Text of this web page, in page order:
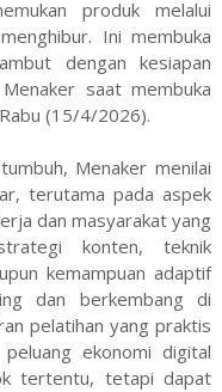
produk melalui
Ini membuka
dengan kesiapan
saat membuka
(15/4/2026).
Menaker menilai
terutama pada aspek
dan masyarakat yang
konten, teknik
kemampuan adaptif
dan berkembang di
pelatihan yang praktis
ekonomi digital
tertentu, tetapi dapat